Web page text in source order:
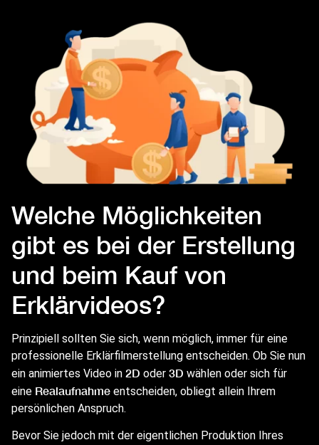
Welche Möglichkeiten
gibt es bei der Erstellung
und beim Kauf von
Erklärvideos?
Prinzipiell sollten Sie sich, wenn möglich, immer für eine
professionelle Erklärfilmerstellung entscheiden. Ob Sie nun
ein animiertes Video in 2D oder 3D wählen oder sich für
eine Realaufnahme entscheiden, obliegt allein Ihrem
persönlichen Anspruch.
Bevor Sie jedoch mit der eigentlichen Produktion Ihres